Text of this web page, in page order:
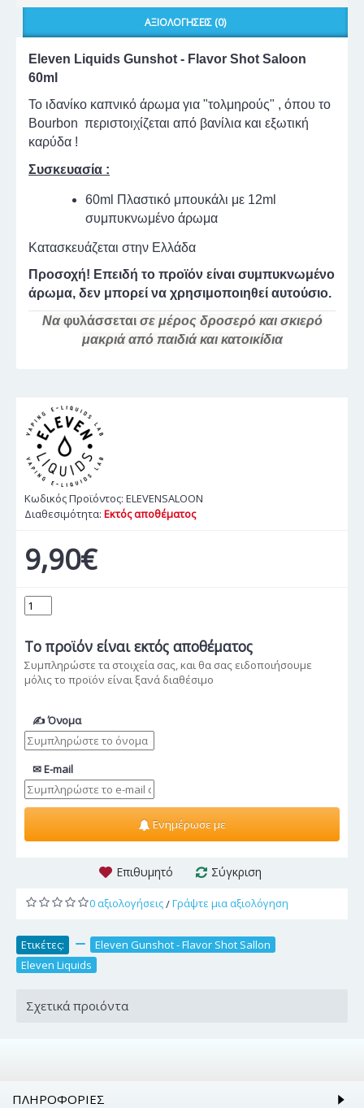
ΑΞΙΟΛΟΓΉΣΕΙΣ (0)
Eleven Liquids Gunshot - Flavor Shot Saloon
60ml
Το ιδανίκο καπνικό άρωμα για "τολμηρούς" , όπου το
Bourbon περιστοιχίζεται από βανίλια και εξωτική
καρύδα !
Συσκευασία :
60ml Πλαστικό μπουκάλι με 12ml
συμπυκνωμένο άρωμα
Κατασκευάζεται στην Ελλάδα
Προσοχή! Επειδή το προϊόν είναι συμπυκνωμένο
άρωμα, δεν μπορεί να χρησιμοποιηθεί αυτούσιο.
Ναφυλάσσεταισε μέρος δροσερό και σκιερό
μακριά από παιδιά και κατοικίδια
Κωδικός Προϊόντος: ELEVENSALOON
Διαθεσιμότητα: Εκτός αποθέματος
9,90€
Το προϊόν είναι εκτός αποθέματος
Συμπληρώστε τα στοιχεία σας, και θα σας ειδοποιήσουμε
μόλις το προϊόν είναι ξανά διαθέσιμο
✍ Όνομα
✉ E-mail
Ενημέρωσε με
Επιθυμητό Σύγκριση
0 αξιολογήσεις/Γράψτε μια αξιολόγηση
Ετικέτες: Eleven Gunshot - Flavor Shot Sallon
Eleven Liquids
Σχετικά προιόντα
ΠΛΗΡΟΦΟΡΊΕΣ